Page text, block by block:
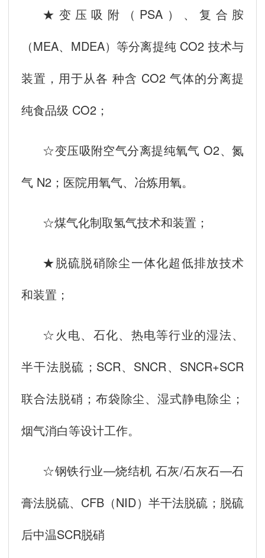
★变压吸附（PSA）、复合胺
（MEA、MDEA）等分离提纯 CO2 技术与
装置，用于从各 种含 CO2 气体的分离提
纯食品级 CO2；
☆变压吸附空气分离提纯氧气 O2、氮
气 N2；医院用氧气、冶炼用氧。
☆煤气化制取氢气技术和装置；
★脱硫脱硝除尘一体化超低排放技术
和装置；
☆火电、石化、热电等行业的湿法、
半干法脱硫；SCR、SNCR、SNCR+SCR
联合法脱硝；布袋除尘、湿式静电除尘；
烟气消白等设计工作。
☆钢铁行业—烧结机 石灰/石灰石—石
膏法脱硫、CFB（NID）半干法脱硫；脱硫
后中温SCR脱硝